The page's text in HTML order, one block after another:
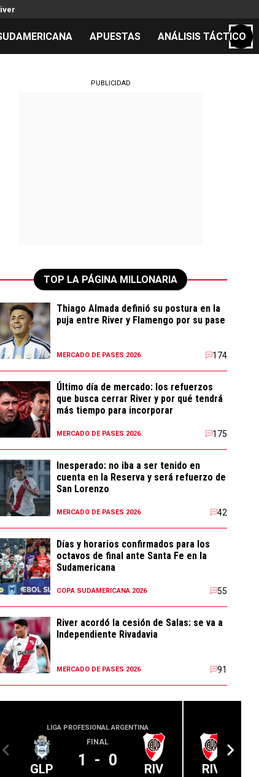
APUESTAS ANÁLISIS TÁCTICO
PUBLICIDAD
TOP LA PÁGINA MILLONARIA
Thiago Almada definió su postura en la
puja entre River y Flamengo por su pase
MERCADO DE PASES 2026 174
Último día de mercado: los refuerzos
que busca cerrar River y por qué tendrá
más tiempo para incorporar
MERCADO DE PASES 2026 175
Inesperado: no iba a ser tenido en
cuenta en la Reserva y será refuerzo de
San Lorenzo
MERCADO DE PASES 2026 42
Días y horarios confirmados para los
octavos de final ante Santa Fe en la
Sudamericana
COPA SUDAMERICANA 2026 55
River acordó la cesión de Salas: se va a
Independiente Rivadavia
MERCADO DE PASES 2026 91
LIGA PROFESIONAL ARGENTINA
GLP
FINAL
1 - 0 RIV RIV